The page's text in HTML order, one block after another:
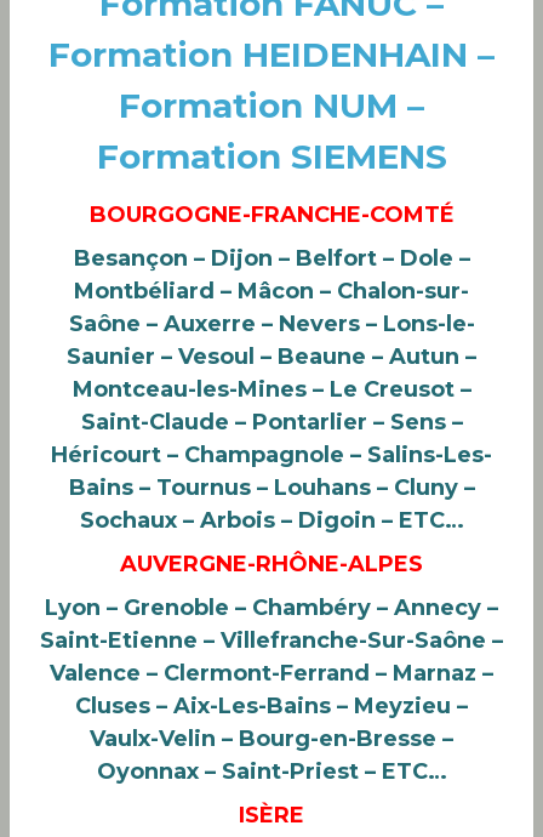
Formation HEIDENHAIN –
Formation NUM –
Formation SIEMENS
BOURGOGNE-FRANCHE-COMTÉ
Besançon – Dijon – Belfort – Dole –
Montbéliard – Mâcon – Chalon-sur-
Saône – Auxerre – Nevers – Lons-le-
Saunier – Vesoul – Beaune – Autun –
Montceau-les-Mines – Le Creusot –
Saint-Claude – Pontarlier – Sens –
Héricourt – Champagnole – Salins-Les-
Bains – Tournus – Louhans – Cluny –
Sochaux – Arbois – Digoin – ETC…
AUVERGNE-RHÔNE-ALPES
Lyon – Grenoble – Chambéry – Annecy –
Saint-Etienne – Villefranche-Sur-Saône –
Valence – Clermont-Ferrand – Marnaz –
Cluses – Aix-Les-Bains – Meyzieu –
Vaulx-Velin – Bourg-en-Bresse –
Oyonnax – Saint-Priest – ETC…
ISÈRE